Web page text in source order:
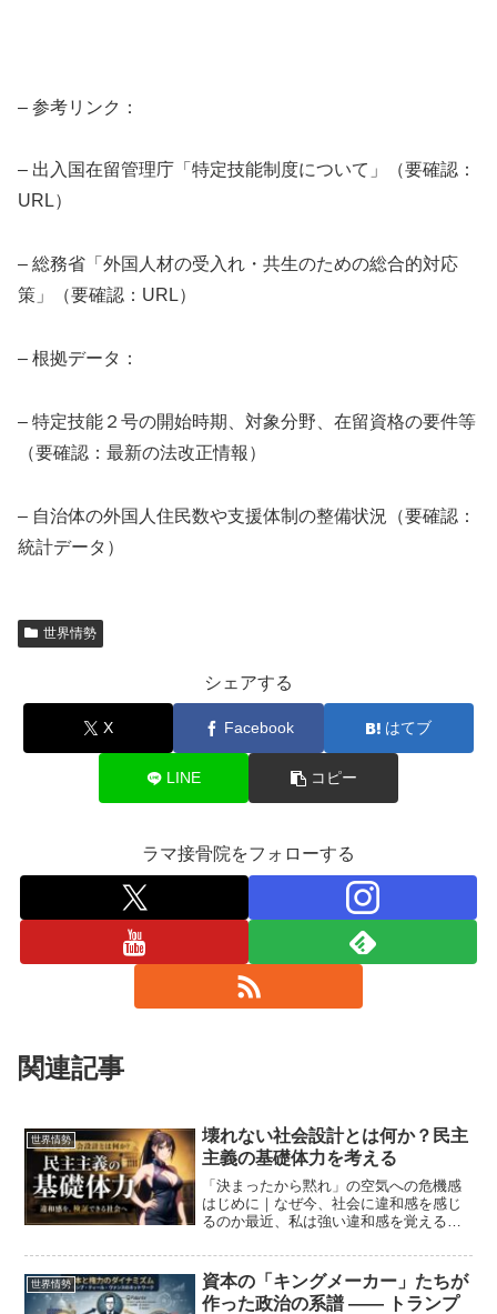
– 参考リンク：
– 出入国在留管理庁「特定技能制度について」（要確認：
URL）
– 総務省「外国人材の受入れ・共生のための総合的対応
策」（要確認：URL）
– 根拠データ：
– 特定技能２号の開始時期、対象分野、在留資格の要件等
（要確認：最新の法改正情報）
– 自治体の外国人住民数や支援体制の整備状況（要確認：
統計データ）
世界情勢
シェアする
X Facebook はてブ
LINE コピー
ラマ接骨院をフォローする
関連記事
世界情勢
壊れない社会設計とは何か？民主
主義の基礎体力を考える
「決まったから黙れ」の空気への危機感
はじめに｜なぜ今、社会に違和感を感じ
るのか最近、私は強い違和感を覚えるこ
ルを貼られる。制度を検証しようとすれ
ば、「もう決まったんだから従え」とい
う空気が漂う。しかし、本...
世界情勢
資本の「キングメーカー」たちが
作った政治の系譜 ―― トランプ